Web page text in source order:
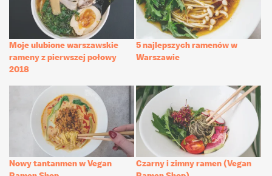
Moje ulubione warszawskie
rameny z pierwszej połowy
2018
5 najlepszych ramenów w
Warszawie
Nowy tantanmen w Vegan
Czarny i zimny ramen (Vegan